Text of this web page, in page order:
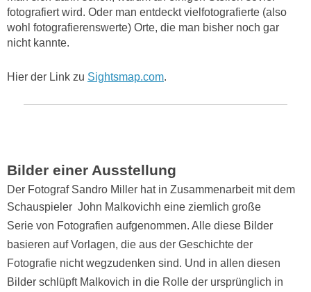
fotografiert wird. Oder man entdeckt vielfotografierte (also
wohl fotografierenswerte) Orte, die man bisher noch gar
nicht kannte.
Hier der Link zu Sightsmap.com.
Bilder einer Ausstellung
Der Fotograf Sandro Miller hat in Zusammenarbeit mit dem
Schauspieler John Malkovichh eine ziemlich große
Serie von Fotografien aufgenommen. Alle diese Bilder
basieren auf Vorlagen, die aus der Geschichte der
Fotografie nicht wegzudenken sind. Und in allen diesen
Bilder schlüpft Malkovich in die Rolle der ursprünglich in